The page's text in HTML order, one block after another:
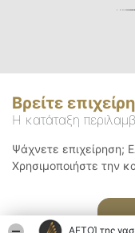
ΑΕΤΟΊ της
Βρείτε
Η κατάταξη
Ψάχνετε επιχείρηση;
Χρησιμοποιήστε την